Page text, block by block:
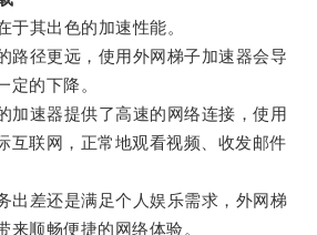
其出色的加速性能。
径更远，使用外网梯子加速器会导
定的下降。
速器提供了高速的网络连接，使用
互联网，正常地观看视频、收发邮件
差还是满足个人娱乐需求，外网梯
来顺畅便捷的网络体验。